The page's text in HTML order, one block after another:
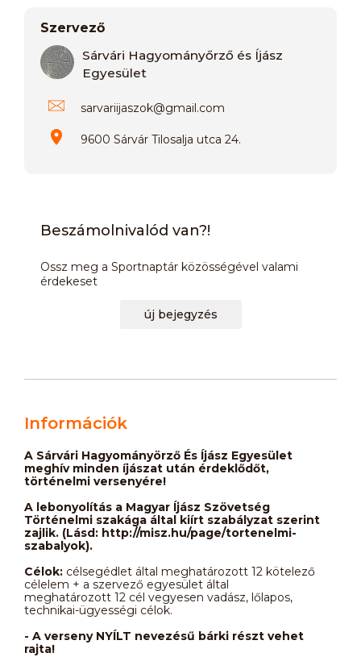
Szervező
Sárvári Hagyományőrző és Íjász
Egyesület
sarvariijaszok@gmail.com
9600 Sárvár Tilosalja utca 24.
Beszámolnivalód van?!
Ossz meg a Sportnaptár közösségével valami
érdekeset
új bejegyzés
Információk
A Sárvári Hagyományörző És Íjász Egyesület
meghív minden íjászat után érdeklődőt,
történelmi versenyére!
A lebonyolítás a Magyar Íjász Szövetség
Történelmi szakága által kiírt szabályzat szerint
zajlik. (Lásd: http://misz.hu/page/tortenelmi-
szabalyok).
Célok: célsegédlet által meghatározott 12 kötelező
célelem + a szervező egyesület által
meghatározott 12 cél vegyesen vadász, lőlapos,
technikai-ügyességi célok.
- A verseny NYÍLT nevezésű bárki részt vehet
rajta!